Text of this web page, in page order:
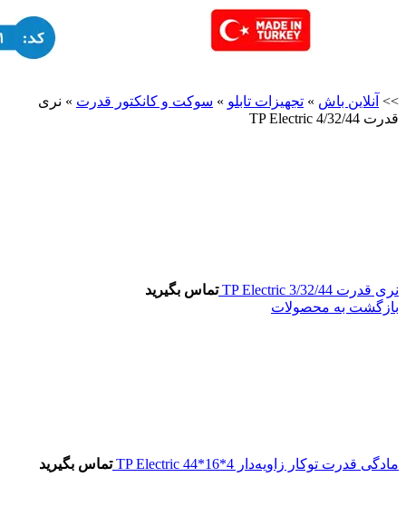
>> آنلاین باش » تجهیزات تابلو » سوکت و کانکتور قدرت » نری
قدرت 4/32/44 TP Electric
نری قدرت 3/32/44 TP Electric
تماس بگیرید
بازگشت به محصولات
مادگی قدرت توکار زاویه‌دار 4*16*44 TP Electric تماس بگیرید